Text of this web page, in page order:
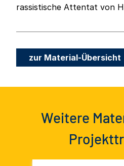
rassistische Attentat von
zur Material-Übersicht
Weitere